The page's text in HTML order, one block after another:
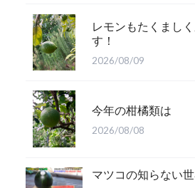
レモンもたくまし
す！
2026/08/09
今年の柑橘類は
2026/08/08
マツコの知らない世